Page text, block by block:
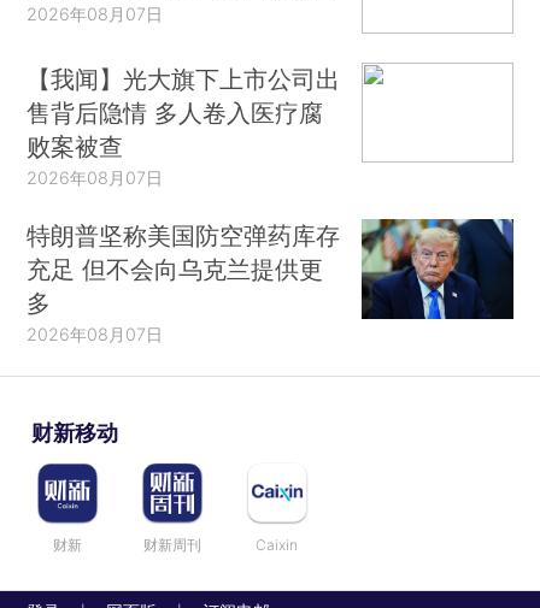
2026年08月07日
【我闻】光大旗下上市公司出
售背后隐情 多人卷入医疗腐
败案被查
2026年08月07日
特朗普坚称美国防空弹药库存
充足 但不会向乌克兰提供更
多
2026年08月07日
财新移动
财新 财新周刊 Caixin